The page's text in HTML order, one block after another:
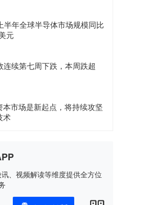
半年全球半导体市场规模同比
元
连续第七周下跌，本周跌超
市场是新起点，将持续攻坚
术
、视频解读等维度提供全方位